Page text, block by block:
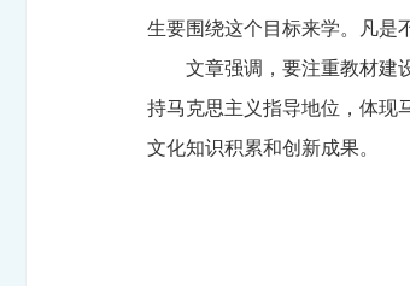
生要围绕这个目标来学。凡是
文章强调，要注重教材建
持马克思主义指导地位，体现
文化知识积累和创新成果。